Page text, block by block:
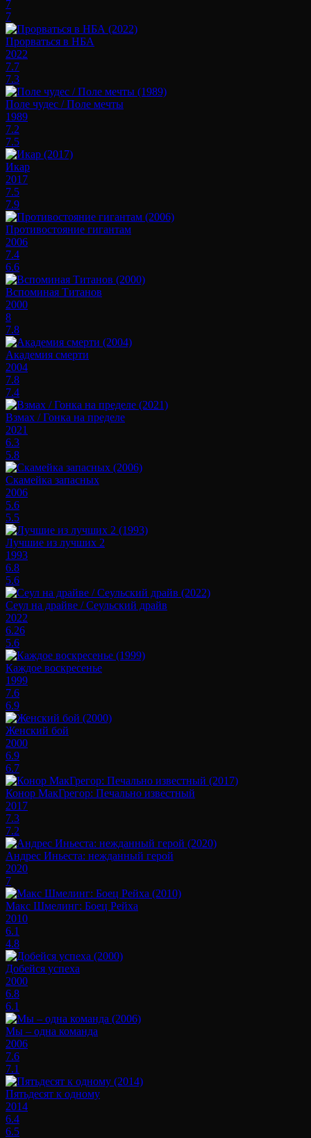
7
7
Прорваться в НБА
2022
7.7
7.3
Поле чудес / Поле мечты
1989
7.2
7.5
Икар
2017
7.5
7.9
Противостояние гигантам
2006
7.4
6.6
Вспоминая Титанов
2000
8
7.8
Академия смерти
2004
7.8
7.4
Взмах / Гонка на пределе
2021
6.3
5.8
Скамейка запасных
2006
5.6
5.5
Лучшие из лучших 2
1993
6.8
5.6
Сеул на драйве / Сеульский драйв
2022
6.26
5.6
Каждое воскресенье
1999
7.6
6.9
Женский бой
2000
6.9
6.7
Конор МакГрегор: Печально известный
2017
7.3
7.2
Андрес Иньеста: нежданный герой
2020
7
Макс Шмелинг: Боец Рейха
2010
6.1
4.8
Добейся успеха
2000
6.8
6.1
Мы – одна команда
2006
7.6
7.1
Пятьдесят к одному
2014
6.4
6.5